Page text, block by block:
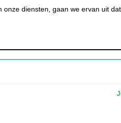
diensten, gaan we ervan uit
MIJN ACCOUNT